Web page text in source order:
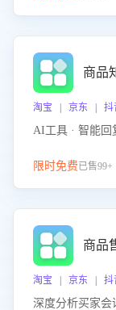
商品
淘宝 | 京东 | 抖
AI工具 · 智能回
限时免费已售99+
商品
淘宝 | 京东 | 抖
深度分析买家会